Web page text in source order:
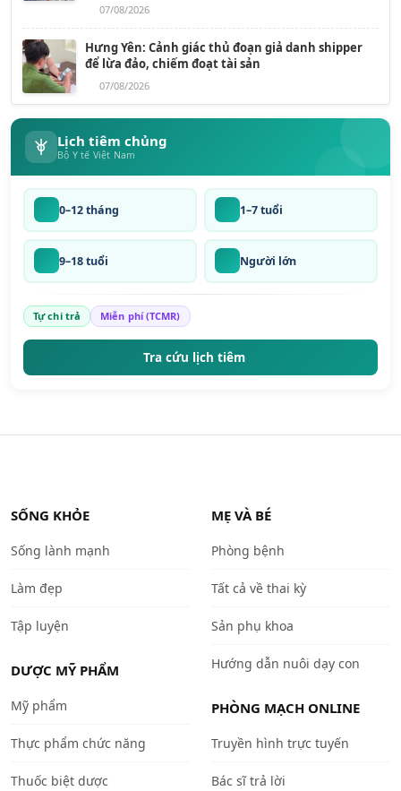
07/08/2026
Hưng Yên: Cảnh giác thủ đoạn giả danh shipper
để lừa đảo, chiếm đoạt tài sản
07/08/2026
Lịch tiêm chủng
Bộ Y tế Việt Nam
0–12 tháng 1–7 tuổi
9–18 tuổi Người lớn
Tự chi trả Miễn phí (TCMR)
Tra cứu lịch tiêm
SỐNG KHỎE
Sống lành mạnh
Làm đẹp
Tập luyện
DƯỢC MỸ PHẨM
Mỹ phẩm
Thực phẩm chức năng
Thuốc biệt dược
MẸ VÀ BÉ
Phòng bệnh
Tất cả về thai kỳ
Sản phụ khoa
Hướng dẫn nuôi dạy con
PHÒNG MẠCH ONLINE
Truyền hình trực tuyến
Bác sĩ trả lời